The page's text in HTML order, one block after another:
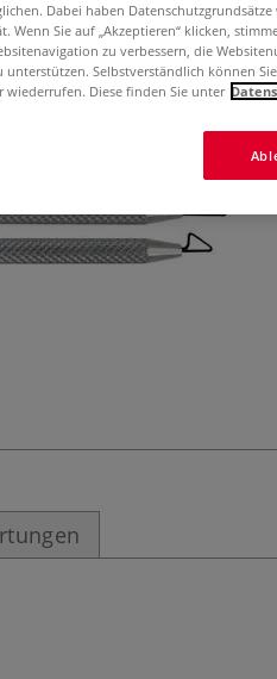
Dabei haben
Wenn Sie auf „Akzeptieren“ klicken,
zu verbessern, die
unterstützen. Selbstverständlich können
wiederrufen. Diese finden Sie unter